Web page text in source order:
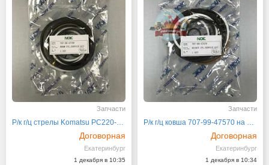
Запчасти
Договорная
Екатеринбург
1 декабря в 10:35
Запчасти
Договорная
Екатеринбург
1 декабря в 10:34